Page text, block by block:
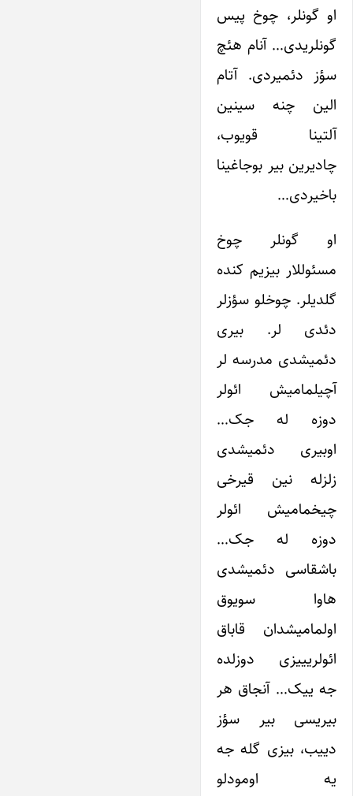
او گونلر، چوخ پیس
گونلریدی… آنام هئچ
سؤز دئمیردی. آتام
الین چنه سینین
آلتینا قویوب،
چادیرین بیر بوجاغینا
باخیردی…
او گونلر چوخ
مسئوللار بیزیم کنده
گلدیلر. چوخلو سؤزلر
دئدی لر. بیری
دئمیشدی مدرسه لر
آچیلمامیش ائولر
دوزه له جک…
اوبیری دئمیشدی
زلزله نین قیرخی
چیخمامیش ائولر
دوزه له جک…
باشقاسی دئمیشدی
هاوا سویوق
اولمامیشدان قاباق
ائولریییزی دوزلده
جه ییک… آنجاق هر
بیریسی بیر سؤز
دییب، بیزی گله جه
یه اومودلو